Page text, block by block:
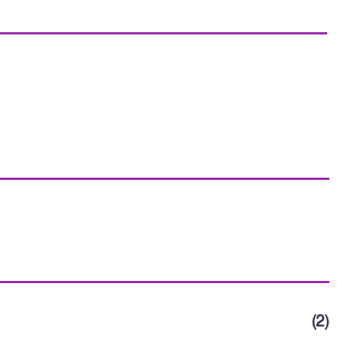
(2)